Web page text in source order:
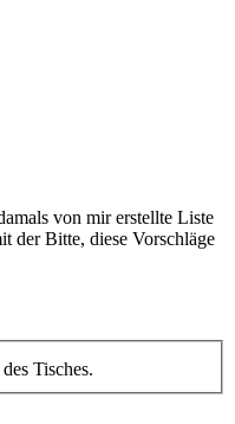
von mir erstellte Liste
der Bitte, diese Vorschläge
Tisches.